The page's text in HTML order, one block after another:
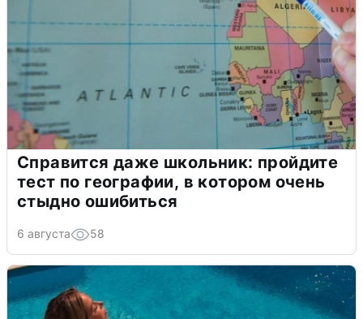
Справится даже школьник: пройдите
тест по географии, в котором очень
стыдно ошибиться
6 августа 58